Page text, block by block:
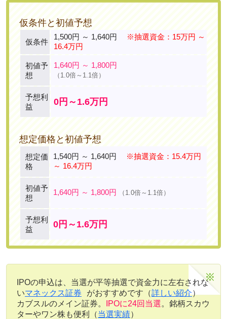
仮条件と初値予想
仮条件
1,500円 ～ 1,640円
※抽選資金：15万円 ～
16.4万円
初値予
想
1,640円 ～ 1,800円
（1.0倍～1.1倍）
予想利
益
0円～1.6万円
想定価格と初値予想
想定価
格
1,540円 ～ 1,640円
※抽選資金：15.4万円
～ 16.4万円
初値予
想
1,640円 ～ 1,800円 （1.0倍～1.1倍）
予想利
益
0円～1.6万円
IPOの申込は、当選が平等抽選で資金力に左右されな
いマネックス証券 がおすすめです（詳しい紹介）
カブスルのメイン証券。
IPOに24回当選。銘柄スカウ
ターやワン株も便利（当選実績）